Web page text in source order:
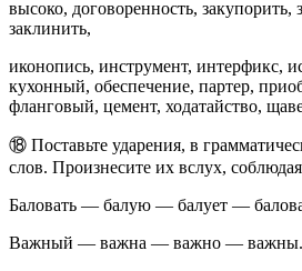
высоко, договоренность, закупорить,
заклинить,
иконопись, инструмент, интерфикс,
кухонный, обеспечение, партер,
фланговый, цемент, ходатайство,
⑱ Поставьте ударения, в
слов. Произнесите их вслух,
Баловать — балую — балует —
Важный — важна — важно — важны.